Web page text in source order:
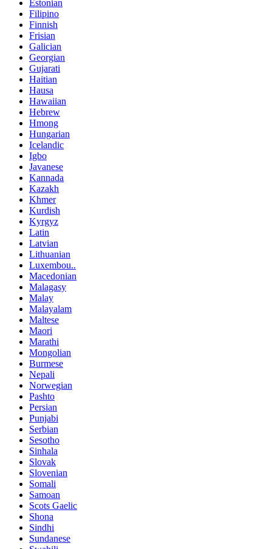
Estonian
Filipino
Finnish
Frisian
Galician
Georgian
Gujarati
Haitian
Hausa
Hawaiian
Hebrew
Hmong
Hungarian
Icelandic
Igbo
Javanese
Kannada
Kazakh
Khmer
Kurdish
Kyrgyz
Latin
Latvian
Lithuanian
Luxembou..
Macedonian
Malagasy
Malay
Malayalam
Maltese
Maori
Marathi
Mongolian
Burmese
Nepali
Norwegian
Pashto
Persian
Punjabi
Serbian
Sesotho
Sinhala
Slovak
Slovenian
Somali
Samoan
Scots Gaelic
Shona
Sindhi
Sundanese